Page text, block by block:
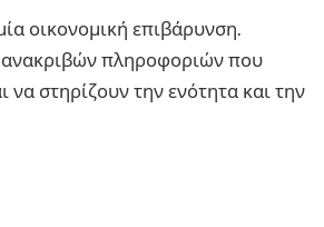
οικονομική επιβάρυνση.
πληροφοριών που
στηρίζουν την ενότητα και την